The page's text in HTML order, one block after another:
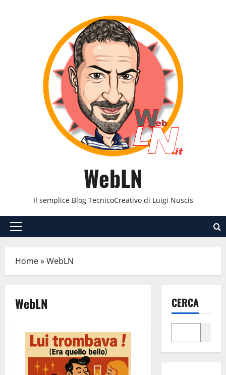
WebLN
Il semplice Blog TecnicoCreativo di Luigi Nuscis
Menu
Home»WebLN
WebLN CERCA